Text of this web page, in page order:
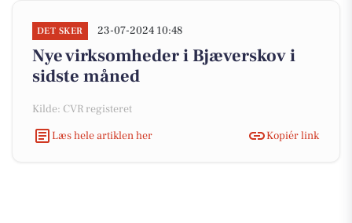
DET SKER 23-07-2024 10:48
Nye virksomheder i Bjæverskov i
sidste måned
Kilde: CVR registeret
Læs hele artiklen her
Kopiér link